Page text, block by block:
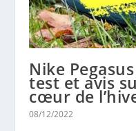
Nike
test et avis
cœur de
08/12/2022